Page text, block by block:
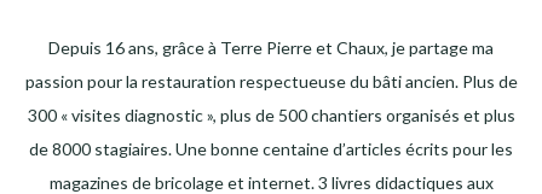
Depuis 16 ans, grâce à Terre Pierre et Chaux, je partage ma
passion pour la restauration respectueuse du bâti ancien. Plus de
300 « visites diagnostic », plus de 500 chantiers organisés et plus
de 8000 stagiaires. Une bonne centaine d’articles écrits pour les
magazines de bricolage et internet. 3 livres didactiques aux